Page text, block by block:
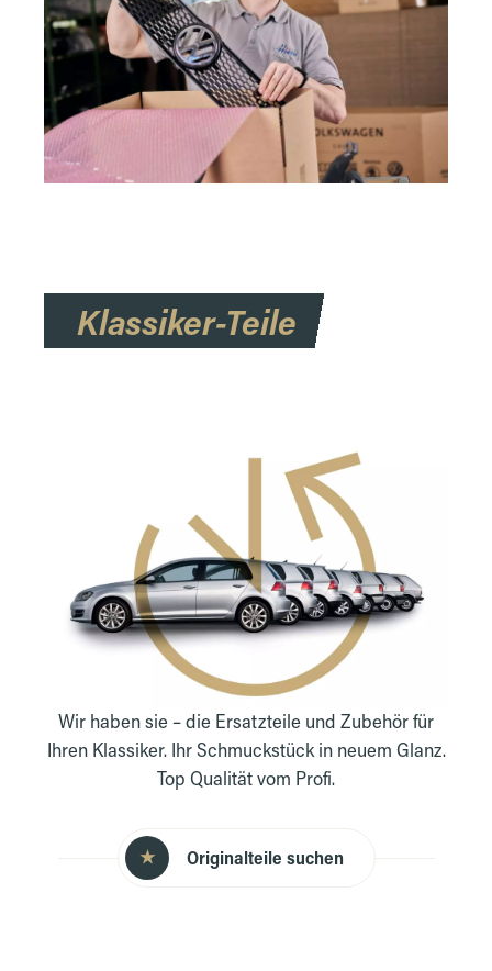
Klassiker-Teile
Wir haben sie – die Ersatzteile und Zubehör für
Ihren Klassiker. Ihr Schmuckstück in neuem Glanz.
Top Qualität vom Profi.
★ Originalteile suchen